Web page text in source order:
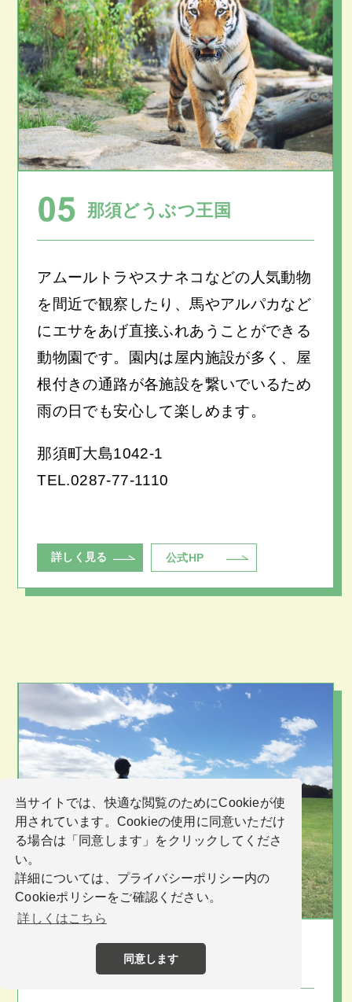
当サイトでは、快適な閲覧のためにCookieが使
用されています。Cookieの使用に同意いただけ
る場合は「同意します」をクリックしてくださ
い。
詳細については、プライバシーポリシー内の
Cookieポリシーをご確認ください。
詳しくはこちら
同意します
那須どうぶつ王国
アムールトラやスナネコなどの人気動物
を間近で観察したり、馬やアルパカなど
にエサをあげ直接ふれあうことができる
動物園です。園内は屋内施設が多く、屋
根付きの通路が各施設を繋いでいるため
雨の日でも安心して楽しめます。
那須町大島1042-1
TEL.0287-77-1110
詳しく見る 公式HP
NASU FARM VILLAGE